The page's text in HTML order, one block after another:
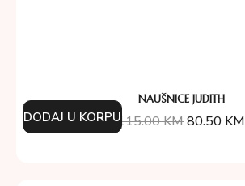
NAUŠNICE JUDITH
115.00KM80.50 KM
DODAJ U KORPU